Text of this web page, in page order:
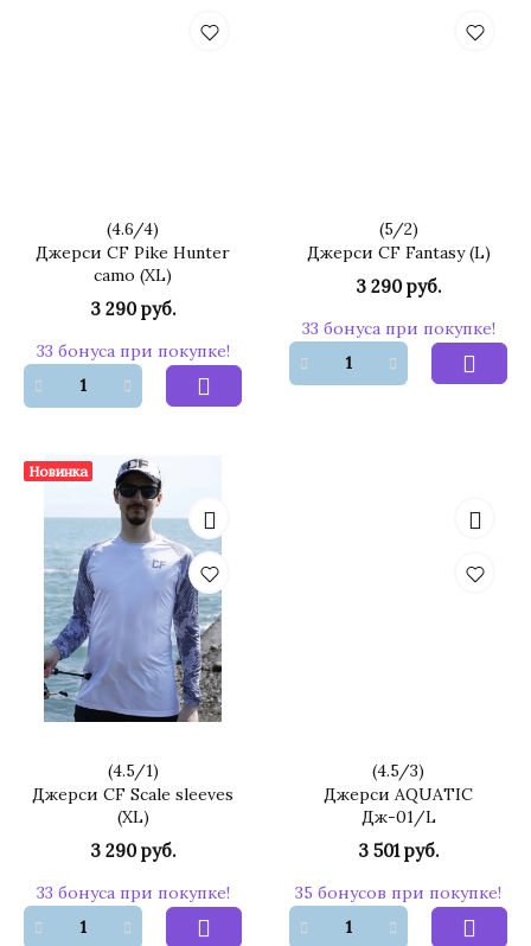
(4.6/4)
Джерси CF Pike Hunter
camo (XL)
3 290 руб.
33 бонуса при покупке!
(5/2)
Джерси CF Fantasy (L)
3 290 руб.
33 бонуса при покупке!
Новинка
(4.5/1)
Джерси CF Scale sleeves
(XL)
3 290 руб.
33 бонуса при покупке!
(4.5/3)
Джерси AQUATIC
Дж-01/L
3 501 руб.
35 бонусов при покупке!